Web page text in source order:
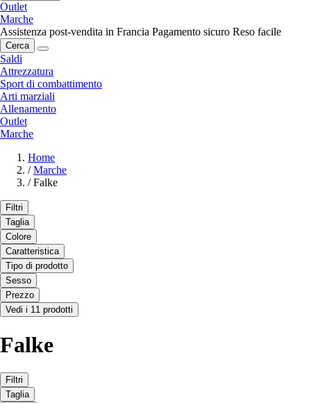
Outlet
Marche
Assistenza post-vendita in Francia Pagamento sicuro Reso facile
Cerca
Saldi
Attrezzatura
Sport di combattimento
Arti marziali
Allenamento
Outlet
Marche
Home
/ Marche
/ Falke
Filtri
Taglia
Colore
Caratteristica
Tipo di prodotto
Sesso
Prezzo
Vedi i 11 prodotti
Falke
Filtri
Taglia